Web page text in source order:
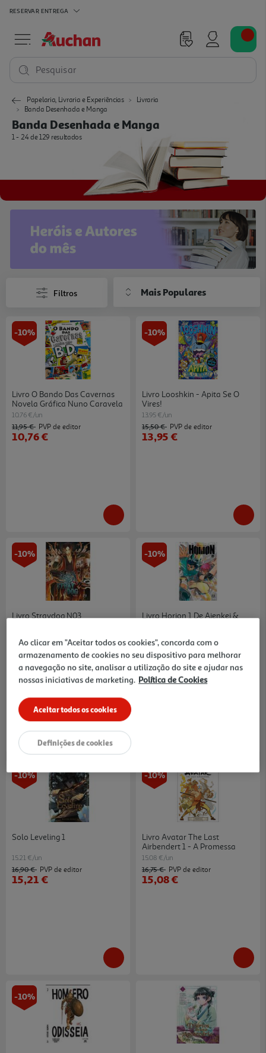
RESERVAR ENTREGA
Pesquisar
Papelaria, Livraria e Experiências
Livraria
Banda Desenhada e Manga
Banda Desenhada e Manga
1 - 24 de 129 resultados
Filtros Mais Populares
-10%
Livro O Bando Das Cavernas
Novela Gráfica Nuno Caravela
10.76 €/un
11,95 € PVP de editor
10,76 €
-10%
Livro Looshkin - Apita Se O
Vires!
13.95 €/un
15,50 € PVP de editor
13,95 €
-10%
Livro Straydog N03
9,90 € PVP de editor
8,91 €
-10%
Livro Horion 1 De Aienkei &
9,90 € PVP de editor
8,91 €
-10%
Solo Leveling 1
15.21 €/un
16,90 € PVP de editor
15,21 €
-10%
Livro Avatar The Last
Airbendert 1 - A Promessa
15.08 €/un
16,75 € PVP de editor
15,08 €
-10%
Ao clicar em "Aceitar todos os cookies", concorda com o
armazenamento de cookies no seu dispositivo para melhorar
a navegação no site, analisar a utilização do site e ajudar nas
nossas iniciativas de marketing. Política de Cookies
Aceitar todos os cookies
Definições de cookies